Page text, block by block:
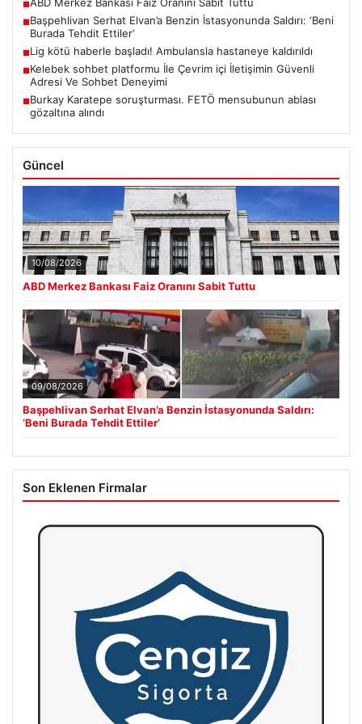
■ABD Merkez Bankası Faiz Oranını Sabit Tuttu
■Başpehlivan Serhat Elvan’a Benzin İstasyonunda Saldırı: ‘Beni
Burada Tehdit Ettiler’
■Lig kötü haberle başladı! Ambulansla hastaneye kaldırıldı
■Kelebek sohbet platformu İle Çevrim içi İletişimin Güvenli
Adresi Ve Sohbet Deneyimi
■Burkay Karatepe soruşturması. FETÖ mensubunun ablası
gözaltına alındı
Güncel
10/08/2026
ABD Merkez Bankası Faiz Oranını Sabit Tuttu
09/08/2026
Başpehlivan Serhat Elvan’a Benzin İstasyonunda Saldırı:
‘Beni Burada Tehdit Ettiler’
Son Eklenen Firmalar